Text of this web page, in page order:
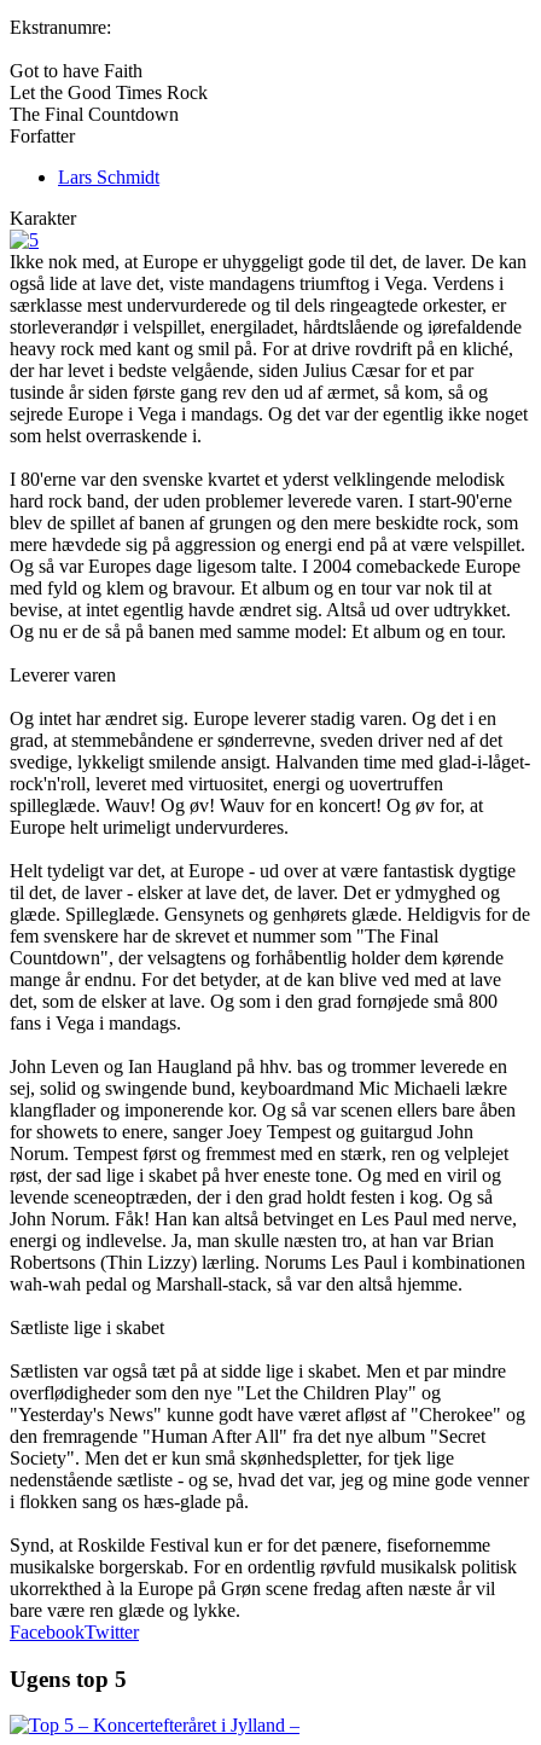
Ekstranumre:
Got to have Faith
Let the Good Times Rock
The Final Countdown
Forfatter
Lars Schmidt
Karakter
Ikke nok med, at Europe er uhyggeligt gode til det, de laver. De kan
også lide at lave det, viste mandagens triumftog i Vega. Verdens i
særklasse mest undervurderede og til dels ringeagtede orkester, er
storleverandør i velspillet, energiladet, hårdtslående og iørefaldende
heavy rock med kant og smil på. For at drive rovdrift på en kliché,
der har levet i bedste velgående, siden Julius Cæsar for et par
tusinde år siden første gang rev den ud af ærmet, så kom, så og
sejrede Europe i Vega i mandags. Og det var der egentlig ikke noget
som helst overraskende i.
I 80'erne var den svenske kvartet et yderst velklingende melodisk
hard rock band, der uden problemer leverede varen. I start-90'erne
blev de spillet af banen af grungen og den mere beskidte rock, som
mere hævdede sig på aggression og energi end på at være velspillet.
Og så var Europes dage ligesom talte. I 2004 comebackede Europe
med fyld og klem og bravour. Et album og en tour var nok til at
bevise, at intet egentlig havde ændret sig. Altså ud over udtrykket.
Og nu er de så på banen med samme model: Et album og en tour.
Leverer varen
Og intet har ændret sig. Europe leverer stadig varen. Og det i en
grad, at stemmebåndene er sønderrevne, sveden driver ned af det
svedige, lykkeligt smilende ansigt. Halvanden time med glad-i-låget-
rock'n'roll, leveret med virtuositet, energi og uovertruffen
spilleglæde. Wauv! Og øv! Wauv for en koncert! Og øv for, at
Europe helt urimeligt undervurderes.
Helt tydeligt var det, at Europe - ud over at være fantastisk dygtige
til det, de laver - elsker at lave det, de laver. Det er ydmyghed og
glæde. Spilleglæde. Gensynets og genhørets glæde. Heldigvis for de
fem svenskere har de skrevet et nummer som "The Final
Countdown", der velsagtens og forhåbentlig holder dem kørende
mange år endnu. For det betyder, at de kan blive ved med at lave
det, som de elsker at lave. Og som i den grad fornøjede små 800
fans i Vega i mandags.
John Leven og Ian Haugland på hhv. bas og trommer leverede en
sej, solid og swingende bund, keyboardmand Mic Michaeli lækre
klangflader og imponerende kor. Og så var scenen ellers bare åben
for showets to enere, sanger Joey Tempest og guitargud John
Norum. Tempest først og fremmest med en stærk, ren og velplejet
røst, der sad lige i skabet på hver eneste tone. Og med en viril og
levende sceneoptræden, der i den grad holdt festen i kog. Og så
John Norum. Fåk! Han kan altså betvinget en Les Paul med nerve,
energi og indlevelse. Ja, man skulle næsten tro, at han var Brian
Robertsons (Thin Lizzy) lærling. Norums Les Paul i kombinationen
wah-wah pedal og Marshall-stack, så var den altså hjemme.
Sætliste lige i skabet
Sætlisten var også tæt på at sidde lige i skabet. Men et par mindre
overflødigheder som den nye "Let the Children Play" og
"Yesterday's News" kunne godt have været afløst af "Cherokee" og
den fremragende "Human After All" fra det nye album "Secret
Society". Men det er kun små skønhedspletter, for tjek lige
nedenstående sætliste - og se, hvad det var, jeg og mine gode venner
i flokken sang os hæs-glade på.
Synd, at Roskilde Festival kun er for det pænere, fisefornemme
musikalske borgerskab. For en ordentlig røvfuld musikalsk politisk
ukorrekthed à la Europe på Grøn scene fredag aften næste år vil
bare være ren glæde og lykke.
FacebookTwitter
Ugens top 5